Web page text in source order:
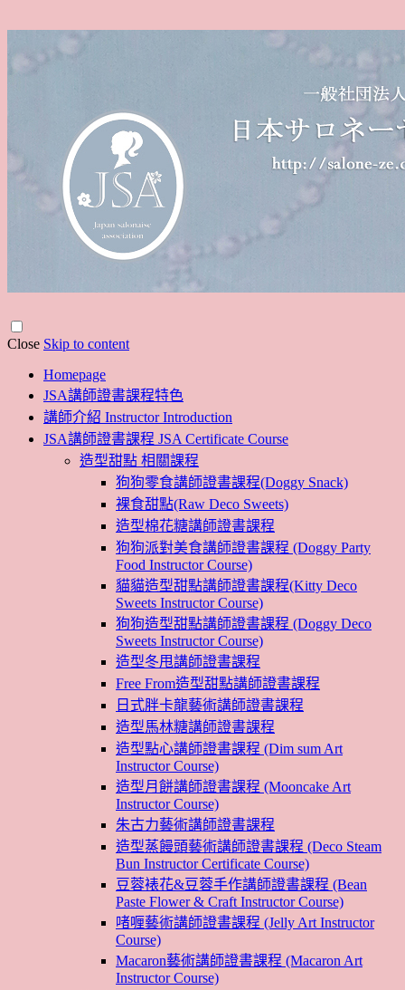
Close Skip to content
Homepage
JSA講師證書課程特色
講師介紹 Instructor Introduction
JSA講師證書課程 JSA Certificate Course
造型甜點 相關課程
狗狗零食講師證書課程(Doggy Snack)
裸食甜點(Raw Deco Sweets)
造型棉花糖講師證書課程
狗狗派對美食講師證書課程 (Doggy Party
Food Instructor Course)
貓貓造型甜點講師證書課程(Kitty Deco
Sweets Instructor Course)
狗狗造型甜點講師證書課程 (Doggy Deco
Sweets Instructor Course)
造型冬甩講師證書課程
Free From造型甜點講師證書課程
日式胖卡龍藝術講師證書課程
造型馬林糖講師證書課程
造型點心講師證書課程 (Dim sum Art
Instructor Course)
造型月餅講師證書課程 (Mooncake Art
Instructor Course)
朱古力藝術講師證書課程
造型蒸饅頭藝術講師證書課程 (Deco Steam
Bun Instructor Certificate Course)
豆蓉裱花&豆蓉手作講師證書課程 (Bean
Paste Flower & Craft Instructor Course)
啫喱藝術講師證書課程 (Jelly Art Instructor
Course)
Macaron藝術講師證書課程 (Macaron Art
Instructor Course)